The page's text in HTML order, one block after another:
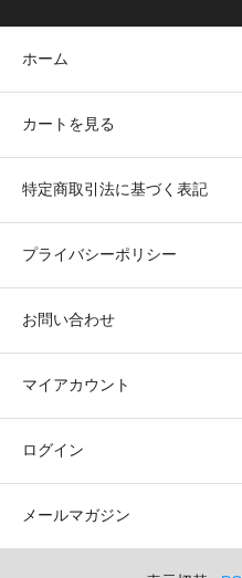
ホーム
カートを見る
特定商取引法に基づく表記
プライバシーポリシー
お問い合わせ
マイアカウント
ログイン
メールマガジン